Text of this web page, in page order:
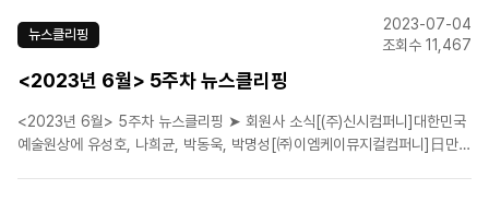
드 로티∙로리, 뮤지컬로···'매직 ..
뉴스클리핑
2023-07-04
조회수 11,467
<2023년 6월> 5주차 뉴스클리핑
<2023년 6월> 5주차 뉴스클리핑 ➤ 회원사 소식[(주)신시컴퍼니]대한민국
예술원상에 유성호, 나희균, 박동욱, 박명성[㈜이엠케이뮤지컬컴퍼니]日만화